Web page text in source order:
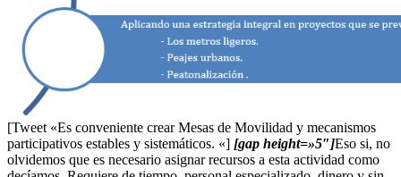
[Tweet «Es conveniente crear Mesas de Movilidad y mecanismos
participativos estables y sistemáticos. «] [gap height=»5″]Eso si, no
olvidemos que es necesario asignar recursos a esta actividad como